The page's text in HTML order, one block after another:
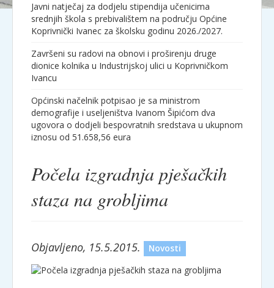
Javni natječaj za dodjelu stipendija učenicima
srednjih škola s prebivalištem na području Općine
Koprivnički Ivanec za školsku godinu 2026./2027.
Završeni su radovi na obnovi i proširenju druge
dionice kolnika u Industrijskoj ulici u Koprivničkom
Ivancu
Općinski načelnik potpisao je sa ministrom
demografije i useljeništva Ivanom Šipićom dva
ugovora o dodjeli bespovratnih sredstava u ukupnom
iznosu od 51.658,56 eura
Počela izgradnja pješačkih
staza na grobljima
Objavljeno, 15.5.2015. Novosti